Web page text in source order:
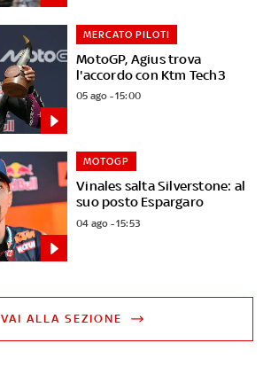
MotoGP, Agius trova
l'accordo con Ktm Tech3
MERCATO PILOTI
05 ago - 15:00
Vinales salta Silverstone: al
suo posto Espargaro
MOTOGP
04 ago - 15:53
VAI ALLA SEZIONE